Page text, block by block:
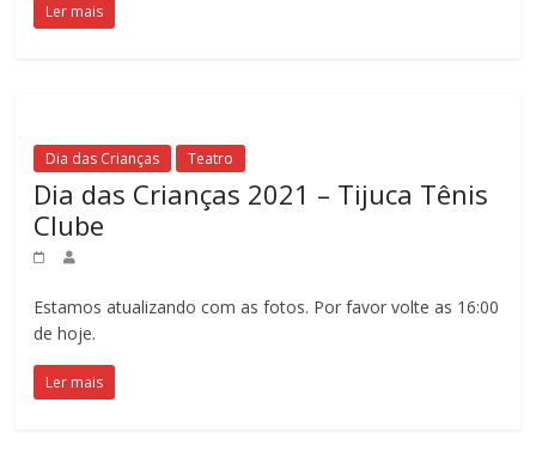
Ler mais
Dia das Crianças Teatro
Dia das Crianças 2021 – Tijuca Tênis
Clube
Estamos atualizando com as fotos. Por favor volte as 16:00
de hoje.
Ler mais